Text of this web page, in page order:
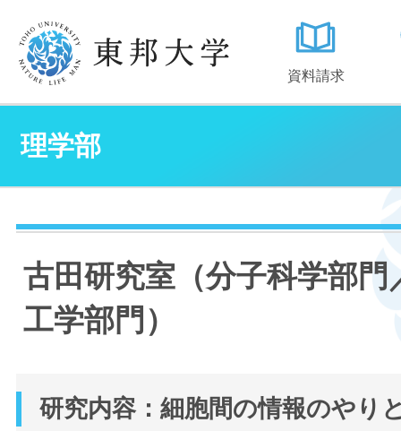
資料請求
理学部
古田研究室（分子科学部門
工学部門）
研究内容：細胞間の情報のやり